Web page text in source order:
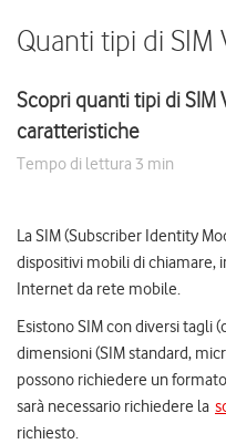
Quanti tipi di
Scopri quanti tipi di SIM
caratteristiche
Tempo di lettura 3 min
La SIM (Subscriber Identity
dispositivi mobili di chiamare,
Internet da rete mobile.
Esistono SIM con diversi tagli
dimensioni (SIM standard,
possono richiedere un
sarà necessario richiedere la
richiesto.